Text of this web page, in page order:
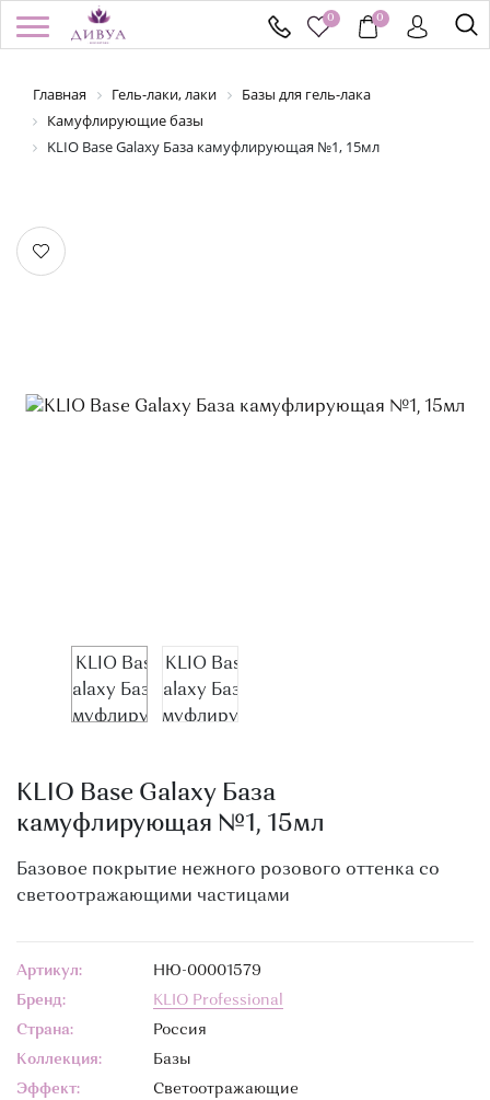
0 0
Войти / Регистрация
БРЕНДЫ
Здравствуйте! Что вы ищете?
Главная Гель-лаки, лаки
Базы для гель-лака
Камуфлирующие базы
KLIO Base Galaxy База камуфлирующая №1, 15мл
KLIO Base Galaxy База
камуфлирующая №1, 15мл
Базовое покрытие нежного розового оттенка со
светоотражающими частицами
Артикул:
НЮ-00001579
Бренд:
KLIO Professional
Страна:
Россия
Коллекция:
Базы
Эффект:
Светоотражающие